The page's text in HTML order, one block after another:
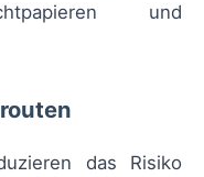
und
das Risiko